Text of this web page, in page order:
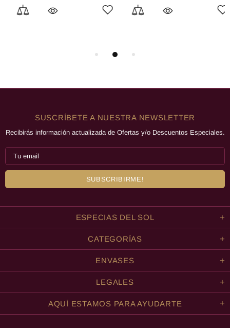
SUSCRÍBETE A NUESTRA NEWSLETTER
Recibirás información actualizada de Ofertas y/o Descuentos Especiales.
ESPECIAS DEL SOL
CATEGORÍAS
ENVASES
LEGALES
AQUÍ ESTAMOS PARA AYUDARTE